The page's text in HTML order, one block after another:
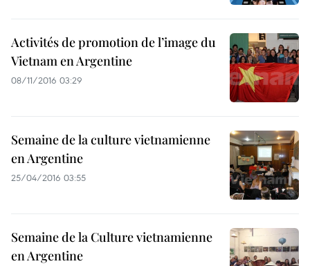
Activités de promotion de l’image du
Vietnam en Argentine
08/11/2016 03:29
Semaine de la culture vietnamienne
en Argentine
25/04/2016 03:55
Semaine de la Culture vietnamienne
en Argentine